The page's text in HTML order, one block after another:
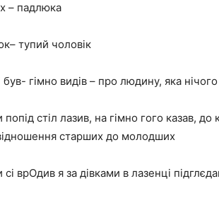
– падлюка
тупий чоловік
був- гімно видів – про людину, яка
попід стіл лазив, на гімно гого казав,
старших до молодших
сі врОдив я за дівками в лазенці